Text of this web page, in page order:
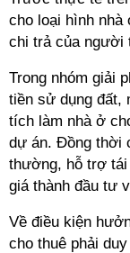
cho loại hình nhà
chi trả của người
Trong nhóm giải
tiền sử dụng đất,
tích làm nhà ở
dự án. Đồng thời
thường, hỗ trợ tái
giá thành đầu tư
Về điều kiện
cho thuê phải